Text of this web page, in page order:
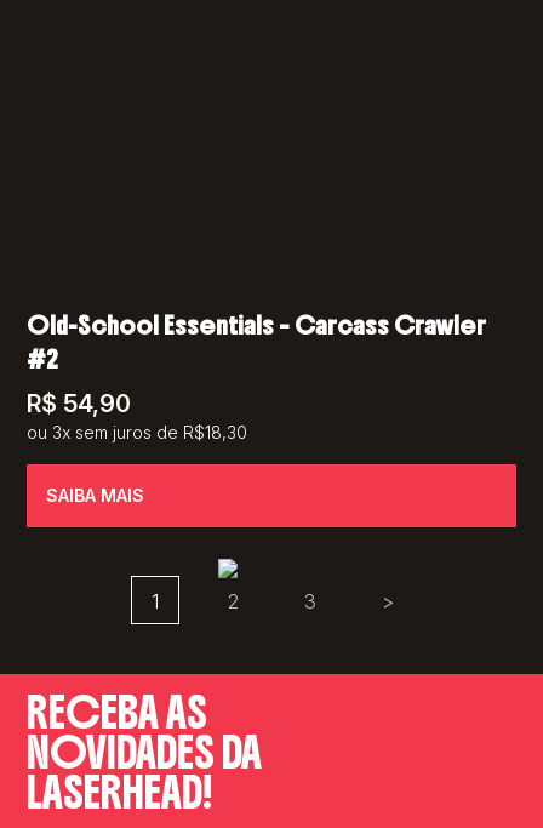
Old-School Essentials – Carcass Crawler
#2
R$ 54,90
ou 3x sem juros de R$18,30
SAIBA MAIS
1 2 3 >
RECEBA AS
NOVIDADES DA
LASERHEAD!